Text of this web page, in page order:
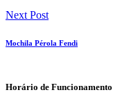
Next Post
Mochila Pérola Fendi
Horário de Funcionamento